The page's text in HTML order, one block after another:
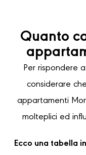
Quanto
Per rispondere
considerare
appartamenti
molteplici ed
Ecco una tabella